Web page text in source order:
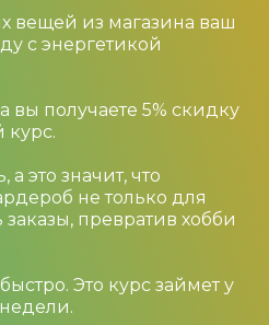
вещей из магазина ваш
с энергетикой
вы получаете 5% скидку
это значит, что
не только для
заказы, превратив хобби
Это курс займет у